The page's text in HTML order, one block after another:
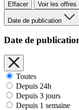
Effacer Voir les offres
Date de publication
Date de
Toutes
Depuis 24h
Depuis 3 jours
Depuis 1 semaine